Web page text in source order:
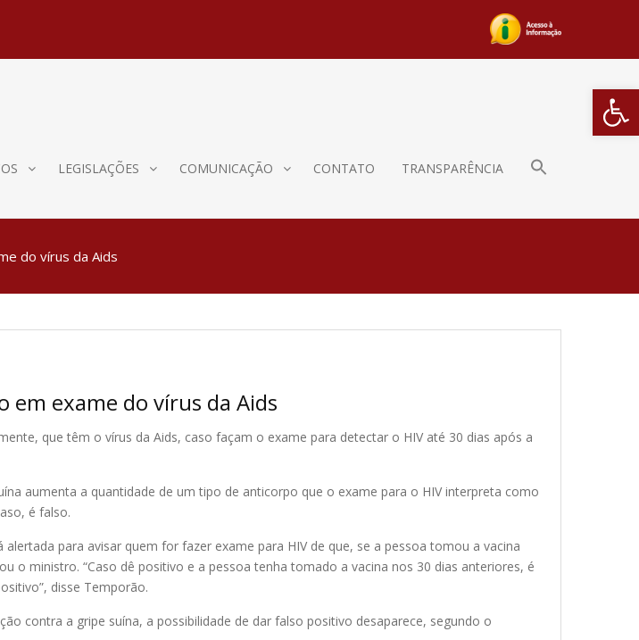
Barra de
LEGISLAÇÕES COMUNICAÇÃO CONTATO TRANSPARÊNCIA
do vírus da Aids
exame do vírus da Aids
que têm o vírus da Aids, caso façam o exame para detectar o HIV até 30 dias após a
aumenta a quantidade de um tipo de anticorpo que o exame para o HIV interpreta como
é falso.
para avisar quem for fazer exame para HIV de que, se a pessoa tomou a vacina
o ministro. “Caso dê positivo e a pessoa tenha tomado a vacina nos 30 dias anteriores, é
disse Temporão.
contra a gripe suína, a possibilidade de dar falso positivo desaparece, segundo o